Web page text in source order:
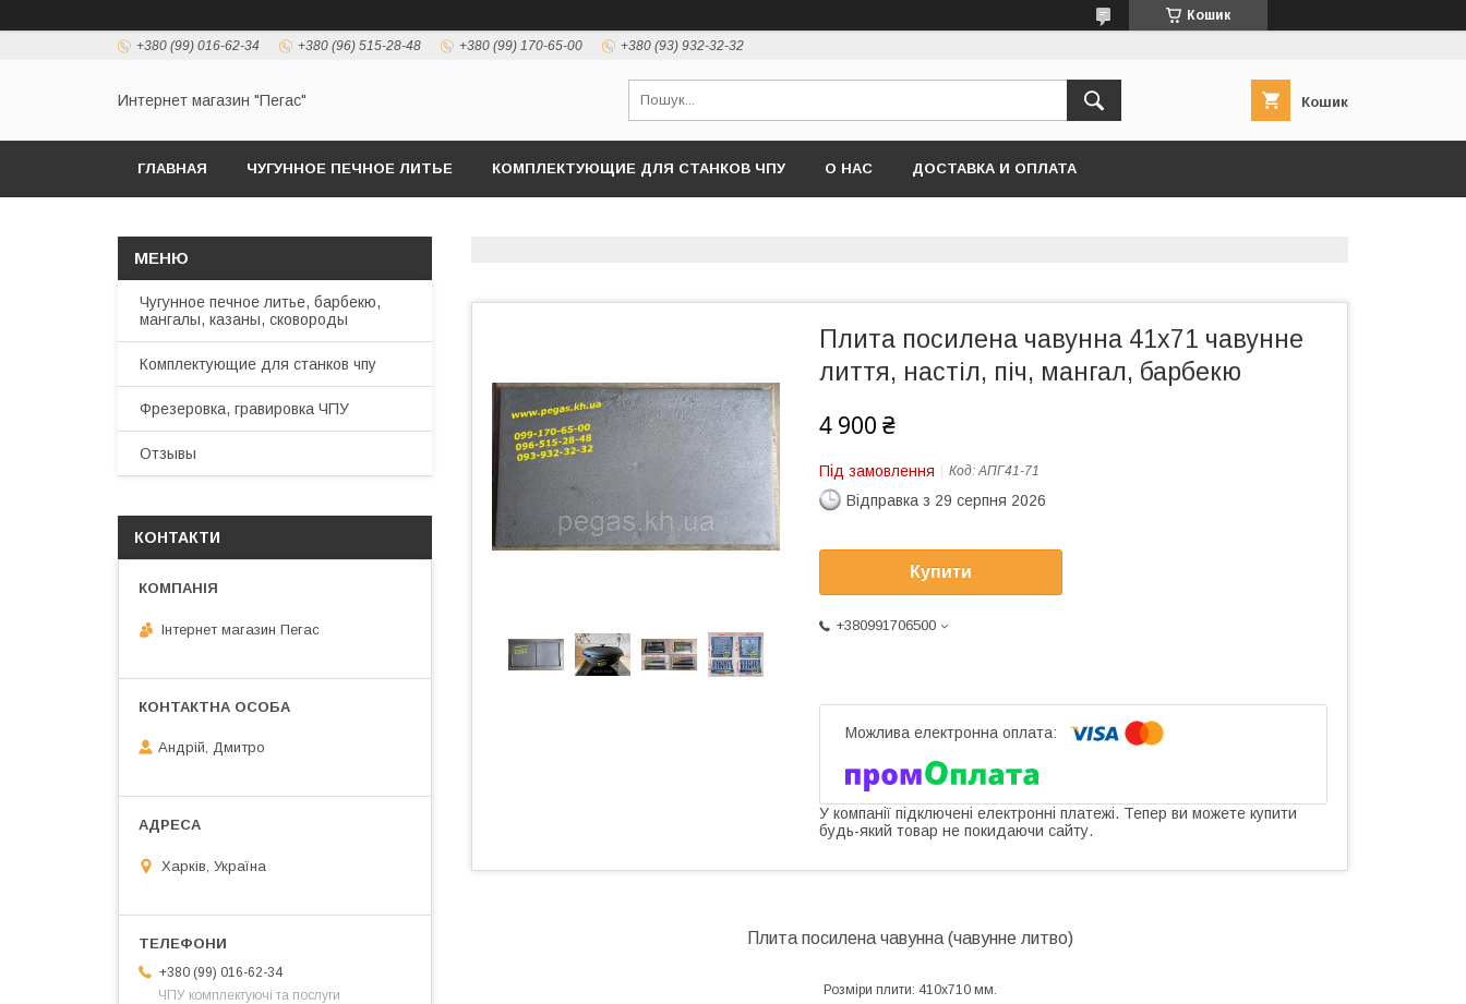
Кошик
+380 (99) 016-62-34 +380 (96) 515-28-48 +380 (99) 170-65-00 +380 (93) 932-32-32
Интернет магазин "Пегас" Кошик
ГЛАВНАЯ ЧУГУННОЕ ПЕЧНОЕ ЛИТЬЕ КОМПЛЕКТУЮЩИЕ ДЛЯ СТАНКОВ ЧПУ О НАС ДОСТАВКА И ОПЛАТА
Плита посилена чавунна 41х71 чавунне
лиття, настіл, піч, мангал, барбекю
4 900 ₴
Під замовлення Код:АПГ41-71
Відправка з 29 серпня 2026
Купити
+380991706500
У компанії підключені електронні платежі. Тепер ви можете купити
будь-який товар не покидаючи сайту.
Плита посилена чавунна (чавунне литво)
Розміри плити: 410х710 мм.
Чугунное печное литье, барбекю,
мангалы, казаны, сковороды
Комплектующие для станков чпу
Фрезеровка, гравировка ЧПУ
Отзывы
КОНТАКТИ
Інтернет магазин Пегас
Андрій, Дмитро
Харків, Україна
+380 (99) 016-62-34
ЧПУ комплектуючі та послуги